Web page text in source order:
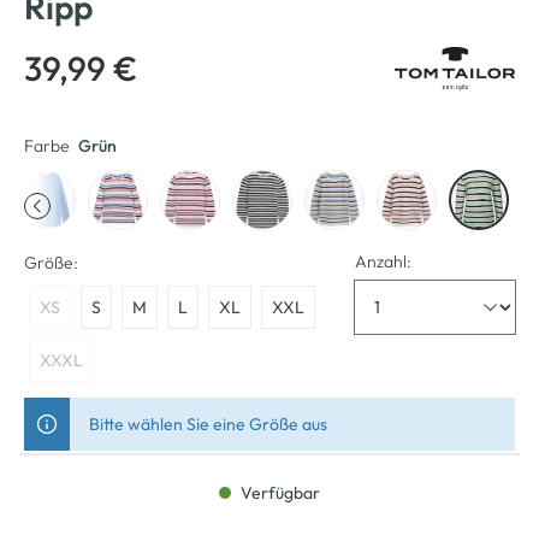
39,99 €
Farbe Grün
Größe:
XS S M L XL XXL
XXXL
Anzahl:
Bitte wählen Sie eine Größe aus
Verfügbar